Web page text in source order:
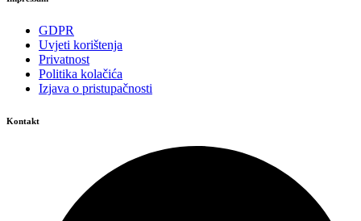
GDPR
Uvjeti korištenja
Privatnost
Politika kolačića
Izjava o pristupačnosti
Kontakt